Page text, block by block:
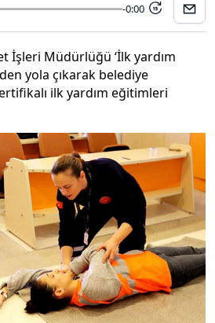
-0:00 15
İşleri Müdürlüğü ‘İlk yardım
yola çıkarak belediye
ilk yardım eğitimleri